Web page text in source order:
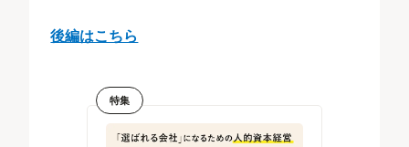
後編はこちら
特集